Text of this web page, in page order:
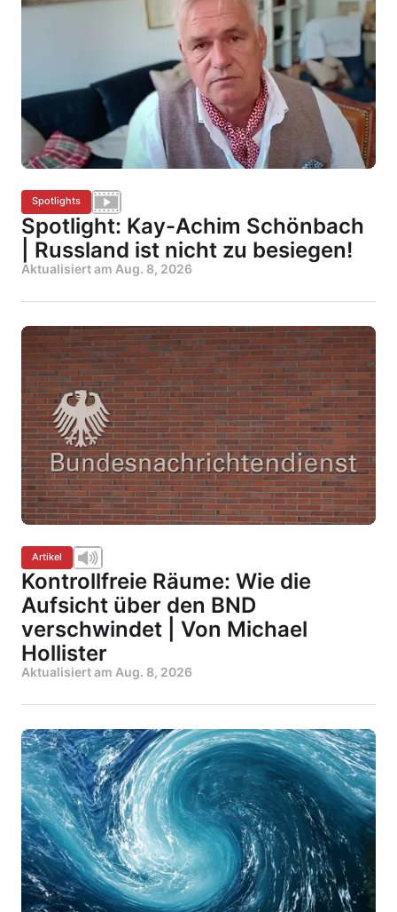
Spotlights
Spotlight: Kay-Achim Schönbach
| Russland ist nicht zu besiegen!
Aktualisiert am Aug. 8, 2026
Artikel
Kontrollfreie Räume: Wie die
Aufsicht über den BND
verschwindet | Von Michael
Hollister
Aktualisiert am Aug. 8, 2026